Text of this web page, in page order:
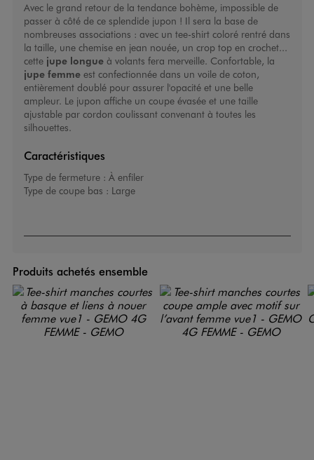
Avec le grand retour de la tendance bohème, impossible de
passer à côté de ce splendide jupon ! Il sera la base de
nombreuses associations : avec un tee-shirt coloré rentré dans
la taille, une chemise en jean nouée, un crop top en crochet...
cette jupe longueà volants fera merveille. Confortable, la
jupe femmeest confectionnée dans un voile de coton,
entièrement doublé pour assurer l'opacité et une belle
ampleur. Le jupon affiche un coupe évasée et une taille
ajustable par cordon coulissant convenant à toutes les
silhouettes.
Caractéristiques
Type de fermeture : À enfiler
Type de coupe bas : Large
Produits achetés ensemble